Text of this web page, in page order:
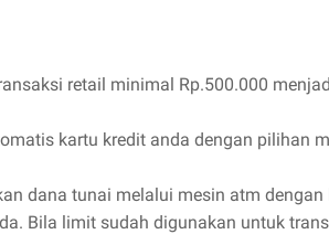
retail minimal Rp.500.000
kartu kredit anda dengan pilihan
dana tunai melalui mesin atm
Bila limit sudah digunakan untuk